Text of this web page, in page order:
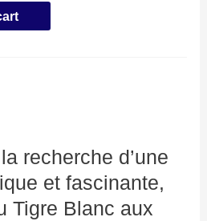
recherche d’une
et fascinante,
Tigre Blanc aux